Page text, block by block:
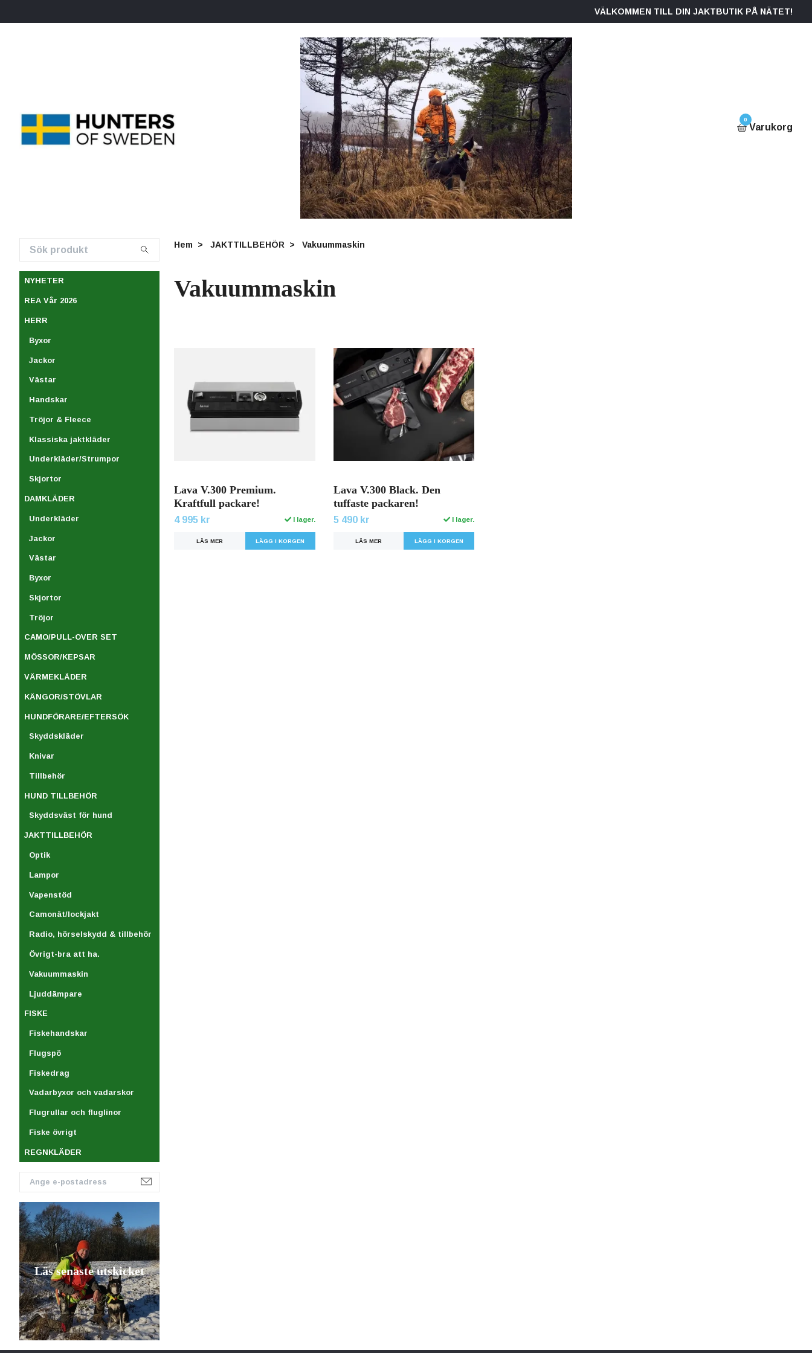
VÄLKOMMEN TILL DIN JAKTBUTIK PÅ NÄTET!
0
Varukorg
NYHETER
REA Vår 2026
HERR
Byxor
Jackor
Västar
Handskar
Tröjor & Fleece
Klassiska jaktkläder
Underkläder/Strumpor
Skjortor
DAMKLÄDER
Underkläder
Jackor
Västar
Byxor
Skjortor
Tröjor
CAMO/PULL-OVER SET
MÖSSOR/KEPSAR
VÄRMEKLÄDER
KÄNGOR/STÖVLAR
HUNDFÖRARE/EFTERSÖK
Skyddskläder
Knivar
Tillbehör
HUND TILLBEHÖR
Skyddsväst för hund
JAKTTILLBEHÖR
Optik
Lampor
Vapenstöd
Camonät/lockjakt
Radio, hörselskydd & tillbehör
Övrigt-bra att ha.
Vakuummaskin
Ljuddämpare
FISKE
Fiskehandskar
Flugspö
Fiskedrag
Vadarbyxor och vadarskor
Flugrullar och fluglinor
Fiske övrigt
REGNKLÄDER
Läs senaste utskicket
Hem JAKTTILLBEHÖR Vakuummaskin
Vakuummaskin
Lava V.300 Premium.
Kraftfull packare!
4 995 kr I lager.
LÄS MER
Lava V.300 Black. Den
tuffaste packaren!
5 490 kr I lager.
LÄS MER LÄGG I KORGEN